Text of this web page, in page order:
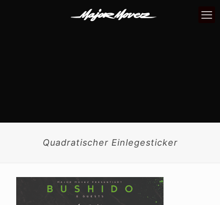
Quadratischer Einlegesticker